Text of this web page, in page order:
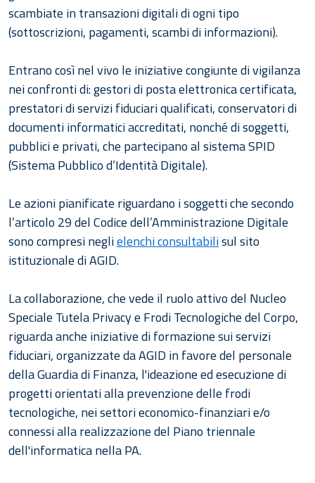
scambiate in transazioni digitali di ogni tipo
(sottoscrizioni, pagamenti, scambi di informazioni).
Entrano così nel vivo le iniziative congiunte di vigilanza
nei confronti di: gestori di posta elettronica certificata,
prestatori di servizi fiduciari qualificati, conservatori di
documenti informatici accreditati, nonché di soggetti,
pubblici e privati, che partecipano al sistema SPID
(Sistema Pubblico d’Identità Digitale).
Le azioni pianificate riguardano i soggetti che secondo
l’articolo 29 del Codice dell’Amministrazione Digitale
sono compresi neglielenchi consultabilisul sito
istituzionale di AGID.
La collaborazione, che vede il ruolo attivo del Nucleo
Speciale Tutela Privacy e Frodi Tecnologiche del Corpo,
riguarda anche iniziative di formazione sui servizi
fiduciari, organizzate da AGID in favore del personale
della Guardia di Finanza, l'ideazione ed esecuzione di
progetti orientati alla prevenzione delle frodi
tecnologiche, nei settori economico-finanziari e/o
connessi alla realizzazione del Piano triennale
dell'informatica nella PA.